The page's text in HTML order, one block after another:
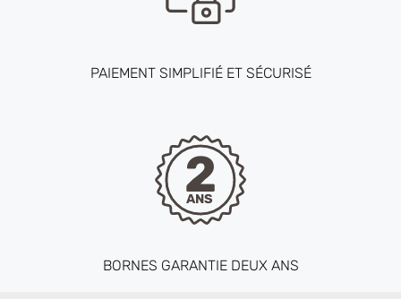
PAIEMENT SIMPLIFIÉ ET SÉCURISÉ
2
ANS
BORNES GARANTIE DEUX ANS